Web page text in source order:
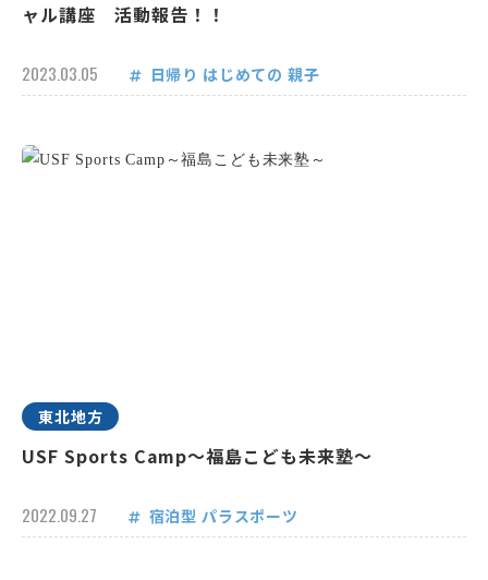
ャル講座 活動報告！！
2023.03.05 日帰り はじめての 親子
東北地方
USF Sports Camp～福島こども未来塾～
2022.09.27 宿泊型 パラスポーツ